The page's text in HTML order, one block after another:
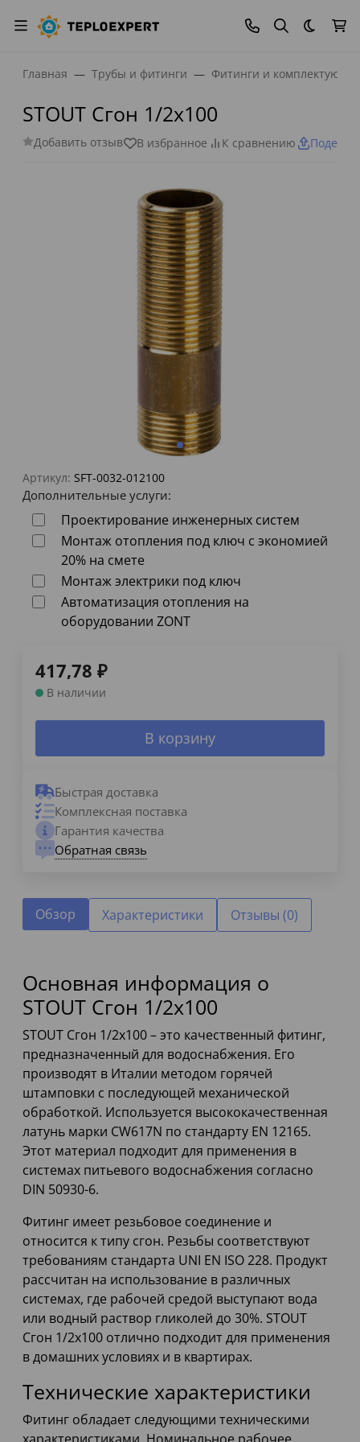
Темная
Главная Трубы и фитинги Фитинги и
STOUT Сгон 1/2x100
Добавить отзыв В избранное К сравнению
Артикул: SFT-0032-012100
Дополнительные услуги:
Проектирование инженерных систем
Монтаж отопления под ключ с экономией
20% на смете
Монтаж электрики под ключ
Автоматизация отопления на
оборудовании ZONT
417,78 ₽
В наличии
В корзину
Быстрая доставка
Комплексная поставка
Гарантия качества
Обратная связь
Обзор Характеристики Отзывы (0)
Основная информация о
STOUT Сгон 1/2x100
STOUT Сгон 1/2x100 – это качественный фитинг,
предназначенный для водоснабжения. Его
производят в Италии методом горячей
штамповки с последующей механической
обработкой. Используется высококачественная
латунь марки CW617N по стандарту EN 12165.
Этот материал подходит для применения в
системах питьевого водоснабжения согласно
DIN 50930-6.
Фитинг имеет резьбовое соединение и
относится к типу сгон. Резьбы соответствуют
требованиям стандарта UNI EN ISO 228. Продукт
рассчитан на использование в различных
системах, где рабочей средой выступают вода
или водный раствор гликолей до 30%. STOUT
Сгон 1/2x100 отлично подходит для применения
в домашних условиях и в квартирах.
Технические характеристики
Фитинг обладает следующими техническими